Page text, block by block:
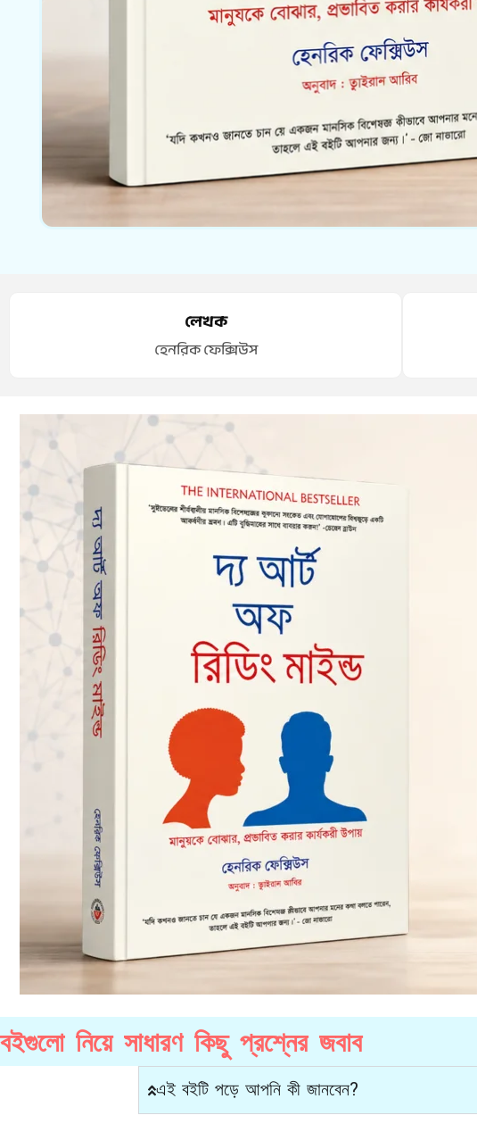
লেখক
হেনরিক ফেক্সিউস
বইগুলো নিয়ে সাধারণ কিছু প্রশ্নের জবাব
এই বইটি পড়ে আপনি কী জানবেন?